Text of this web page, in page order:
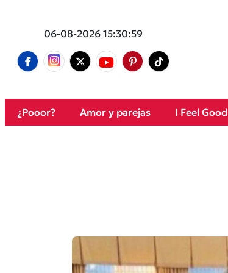
06-08-2026 15:30:59
¿Pooor? Amor y parejas I Feel Good